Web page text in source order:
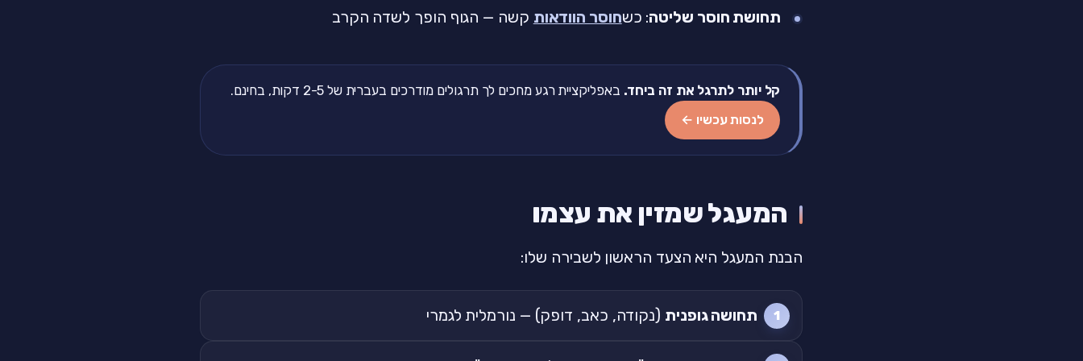
תחושת חוסר שליטה: כשחוסר הוודאות קשה — הגוף הופך לשדה הקרב
קל יותר לתרגל את זה ביחד. באפליקציית רגע מחכים לך תרגולים מודרכים בעברית של 2-5 דקות, בחינם.
לנסות עכשיו ←
המעגל שמזין את עצמו
הבנת המעגל היא הצעד הראשון לשבירה שלו:
תחושה גופנית (נקודה, כאב, דופק) — נורמלית לגמרי